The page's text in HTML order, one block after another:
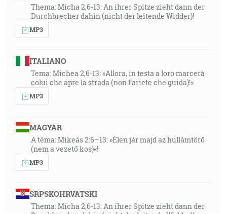
Thema: Micha 2,6-13: An ihrer Spitze zieht dann der
Durchbrecher dahin (nicht der leitende Widder)!
MP3
ITALIANO
Tema: Michea 2,6-13: «Allora, in testa a loro marcerà
colui che apre la strada (non l’ariete che guida)!»
MP3
MAGYAR
A téma: Mikeás 2:6–13: »Élen jár majd az hullámtörő
(nem a vezető kos)«!
MP3
SRPSKOHRVATSKI
Thema: Micha 2,6-13: An ihrer Spitze zieht dann der